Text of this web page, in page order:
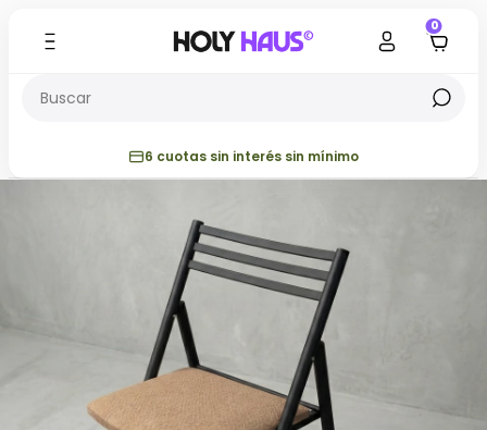
0
6 cuotas sin interés sin mínimo